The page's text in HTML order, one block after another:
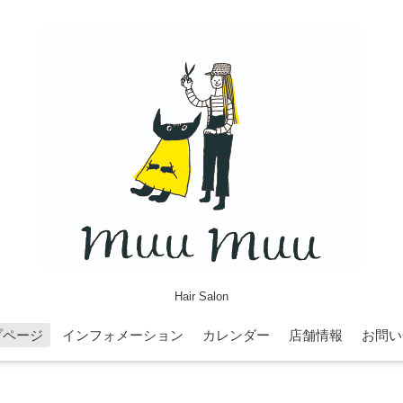
Hair Salon
ージ インフォメーション カレンダー 店舗情報 お問